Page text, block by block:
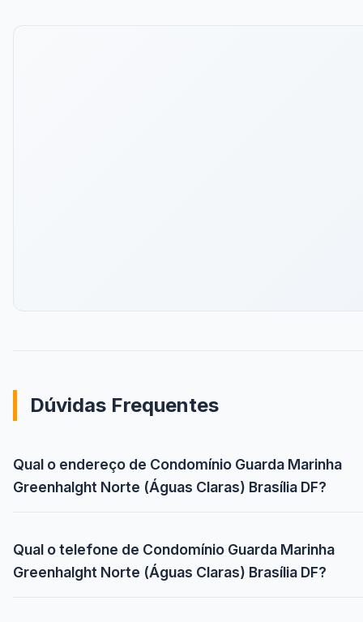
Dúvidas Frequentes
Qual o endereço de Condomínio Guarda Marinha
Greenhalght Norte (Águas Claras) Brasília DF?
Qual o telefone de Condomínio Guarda Marinha
Greenhalght Norte (Águas Claras) Brasília DF?